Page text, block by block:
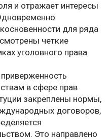
и отражает интересы
для ряда
четкие
уголовного права.
в сфере прав
закреплены нормы,
договоров,
Это направлено